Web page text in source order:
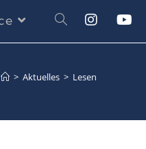
> Aktuelles > Lesen